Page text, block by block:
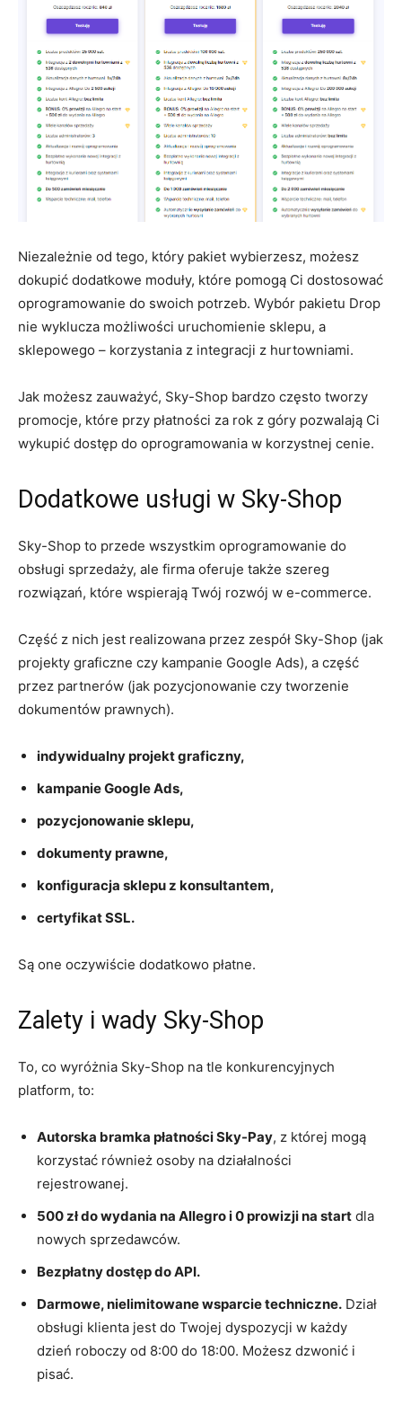
Niezależnie od tego, który pakiet wybierzesz, możesz
dokupić dodatkowe moduły, które pomogą Ci dostosować
oprogramowanie do swoich potrzeb. Wybór pakietu Drop
nie wyklucza możliwości uruchomienie sklepu, a
sklepowego – korzystania z integracji z hurtowniami.
Jak możesz zauważyć, Sky-Shop bardzo często tworzy
promocje, które przy płatności za rok z góry pozwalają Ci
wykupić dostęp do oprogramowania w korzystnej cenie.
Dodatkowe usługi w Sky-Shop
Sky-Shop to przede wszystkim oprogramowanie do
obsługi sprzedaży, ale firma oferuje także szereg
rozwiązań, które wspierają Twój rozwój w e-commerce.
Część z nich jest realizowana przez zespół Sky-Shop (jak
projekty graficzne czy kampanie Google Ads), a część
przez partnerów (jak pozycjonowanie czy tworzenie
dokumentów prawnych).
indywidualny projekt graficzny,
kampanie Google Ads,
pozycjonowanie sklepu,
dokumenty prawne,
konfiguracja sklepu z konsultantem,
certyfikat SSL.
Są one oczywiście dodatkowo płatne.
Zalety i wady Sky-Shop
To, co wyróżnia Sky-Shop na tle konkurencyjnych
platform, to:
Autorska bramka płatności Sky-Pay, z której mogą
korzystać również osoby na działalności
rejestrowanej.
500 zł do wydania na Allegro i 0 prowizji na start dla
nowych sprzedawców.
Bezpłatny dostęp do API.
Darmowe, nielimitowane wsparcie techniczne. Dział
obsługi klienta jest do Twojej dyspozycji w każdy
dzień roboczy od 8:00 do 18:00. Możesz dzwonić i
pisać.